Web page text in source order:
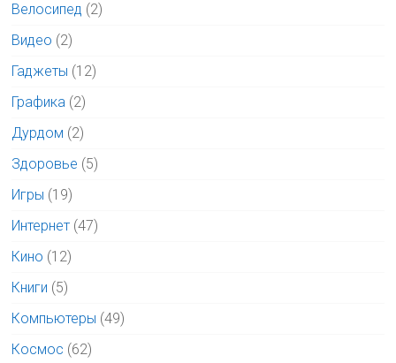
Велосипед (2)
Видео (2)
Гаджеты (12)
Графика (2)
Дурдом (2)
Здоровье (5)
Игры (19)
Интернет (47)
Кино (12)
Книги (5)
Компьютеры (49)
Космос (62)